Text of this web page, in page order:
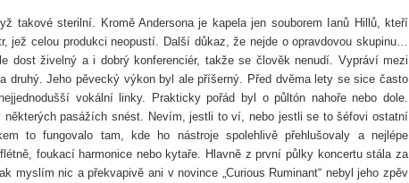
takové sterilní. Kromě Andersona je kapela jen souborem Ianů Hillů, kteří
jež celou produkci neopustí. Další důkaz, že nejde o opravdovou skupinu…
dost živelný a i dobrý konferenciér, takže se člověk nenudí. Vypráví mezi
druhý. Jeho pěvecký výkon byl ale příšerný. Před dvěma lety se sice často
vokální linky. Prakticky pořád byl o půltón nahoře nebo dole.
některých pasážích snést. Nevím, jestli to ví, nebo jestli se to šéfovi ostatní
to fungovalo tam, kde ho nástroje spolehlivě přehlušovaly a nejlépe
foukací harmonice nebo kytaře. Hlavně z první půlky koncertu stála za
myslím nic a překvapivě ani v novince „Curious Ruminant“ nebyl jeho zpěv